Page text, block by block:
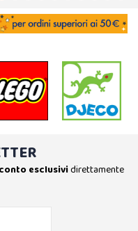
esclusividirettamente